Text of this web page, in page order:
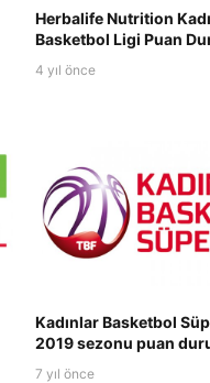
Herbalife Nutrition
Basketbol Ligi Puan
4 yıl önce
Kadınlar Basketbol
2019 sezonu puan
7 yıl önce